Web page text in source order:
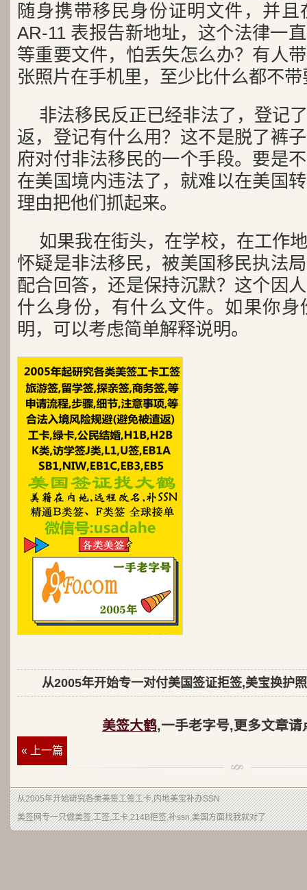
随身携带移民身份证明文件，并
AR-11 表报告新地址，这个法律一
等重要文件，怕丢失怎么办？有人
张照片在手机里，至少比什么都不
非法移民反正已经非法了，登记
返，登记有什么用？这不是脱了裤
府对付非法移民的一个手段。要是
在美国境内违法了，就难以在美国
理由把他们抓起来。
如果我在街头，在学校，在工作
怀疑是非法移民，被美国移民执法
配合回答，还是保持沉默？这个因
什么身份，有什么文件。如果你
明，可以考虑简单解释说明。
从2005年开始专一对付美国签证拒签,美宝换护
美签大鹤,一手老字号,更多文章请
« 上一篇
从2005年开始研究各类美签工签工卡,内地美宝补办SSN
美签网专一只做美签,工签,工卡,214B拒签,补ssn,美国方面找我就对了